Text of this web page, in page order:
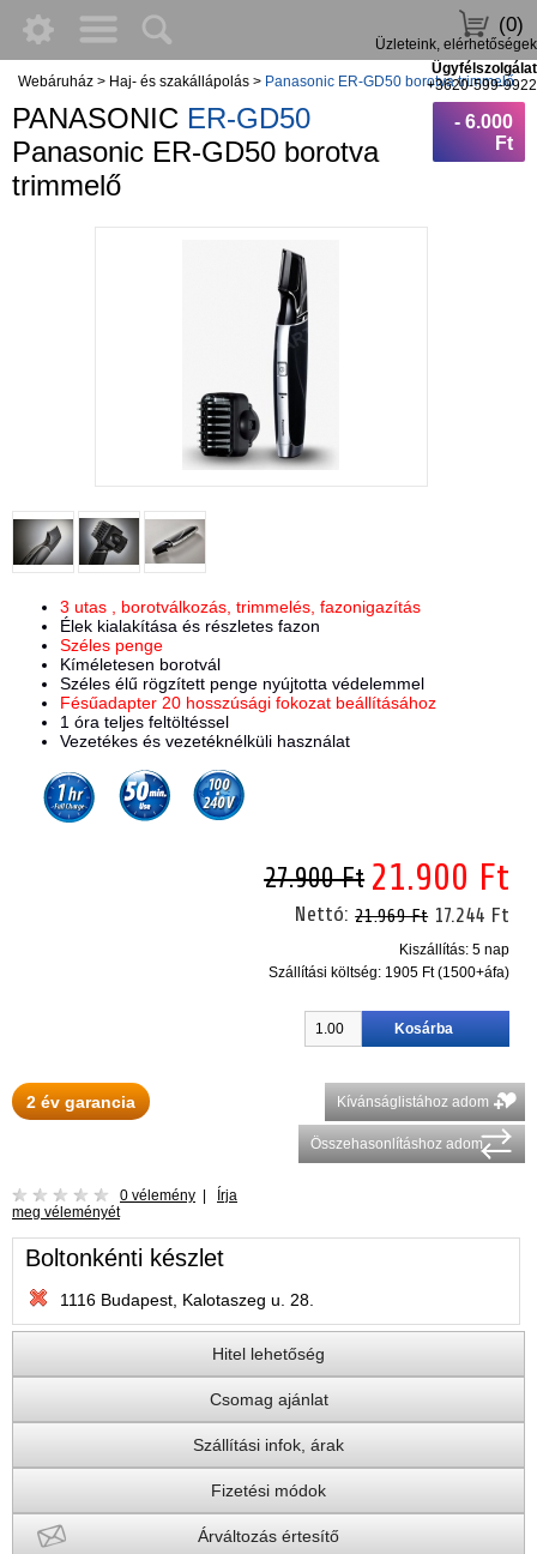
(0)
Üzleteink, elérhetőségek
Ügyfélszolgálat
+3620-599-9922
Webáruház > Haj- és szakállápolás > Panasonic ER-GD50 borotva trimmelő
PANASONIC ER-GD50
Panasonic ER-GD50 borotva
trimmelő
- 6.000
Ft
3 utas , borotválkozás, trimmelés, fazonigazítás
Élek kialakítása és részletes fazon
Széles penge
Kíméletesen borotvál
Széles élű rögzített penge nyújtotta védelemmel
Fésűadapter 20 hosszúsági fokozat beállításához
1 óra teljes feltöltéssel
Vezetékes és vezetéknélküli használat
27.900 Ft 21.900 Ft
Nettó:21.969 Ft 17.244 Ft
Kiszállítás: 5 nap
Szállítási költség: 1905 Ft (1500+áfa)
2 év garancia Kívánságlistához adom
Összehasonlításhoz adom
0 vélemény | Írja
meg véleményét
Boltonkénti készlet
1116 Budapest, Kalotaszeg u. 28.
Hitel lehetőség
Csomag ajánlat
Szállítási infok, árak
Fizetési módok
Árváltozás értesítő